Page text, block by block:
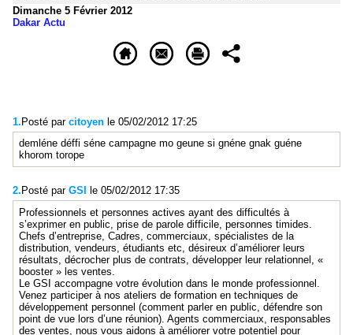
Dimanche 5 Février 2012
Dakar Actu
1.Posté par citoyen le 05/02/2012 17:25
demléne déffi séne campagne mo geune si gnéne gnak guéne
khorom torope
2. Posté par GSI
le 05/02/2012 17:35
Professionnels et personnes actives ayant des difficultés à
s’exprimer en public, prise de parole difficile, personnes timides.
Chefs d’entreprise, Cadres, commerciaux, spécialistes de la
distribution, vendeurs, étudiants etc, désireux d’améliorer leurs
résultats, décrocher plus de contrats, développer leur relationnel, «
booster » les ventes.
Le GSI accompagne votre évolution dans le monde professionnel.
Venez participer à nos ateliers de formation en techniques de
développement personnel (comment parler en public, défendre son
point de vue lors d’une réunion). Agents commerciaux, responsables
des ventes, nous vous aidons à améliorer votre potentiel pour